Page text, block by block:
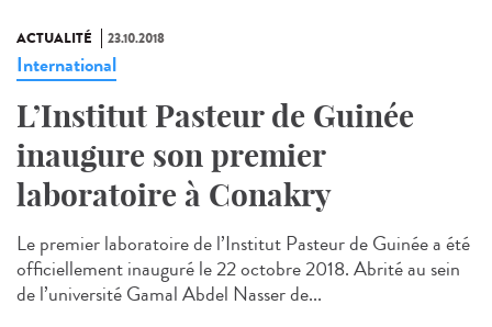
ACTUALITÉ 23.10.2018
International
L’Institut Pasteur de Guinée
inaugure son premier
laboratoire à Conakry
Le premier laboratoire de l’Institut Pasteur de Guinée a été
officiellement inauguré le 22 octobre 2018. Abrité au sein
de l’université Gamal Abdel Nasser de...